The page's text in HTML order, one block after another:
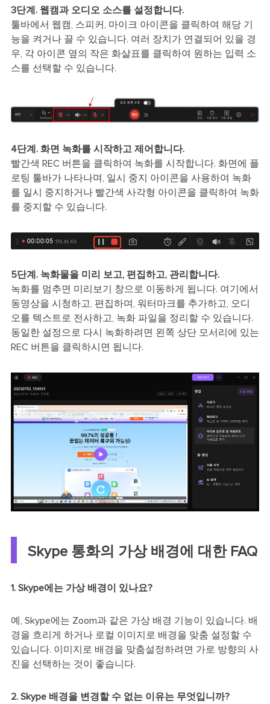
3단계. 웹캠과 오디오 소스를 설정합니다.
툴바에서 웹캠, 스피커, 마이크 아이콘을 클릭하여 해당 기
능을 켜거나 끌 수 있습니다. 여러 장치가 연결되어 있을 경
우, 각 아이콘 옆의 작은 화살표를 클릭하여 원하는 입력 소
스를 선택할 수 있습니다.
4단계. 화면 녹화를 시작하고 제어합니다.
빨간색 REC 버튼을 클릭하여 녹화를 시작합니다. 화면에 플
로팅 툴바가 나타나며, 일시 중지 아이콘을 사용하여 녹화
를 일시 중지하거나 빨간색 사각형 아이콘을 클릭하여 녹화
를 중지할 수 있습니다.
5단계. 녹화물을 미리 보고, 편집하고, 관리합니다.
녹화를 멈추면 미리보기 창으로 이동하게 됩니다. 여기에서
동영상을 시청하고, 편집하며, 워터마크를 추가하고, 오디
오를 텍스트로 전사하고, 녹화 파일을 정리할 수 있습니다.
동일한 설정으로 다시 녹화하려면 왼쪽 상단 모서리에 있는
REC 버튼을 클릭하시면 됩니다.
Skype 통화의 가상 배경에 대한 FAQ
1. Skype에는 가상 배경이 있나요?
예, Skype에는 Zoom과 같은 가상 배경 기능이 있습니다. 배
경을 흐리게 하거나 로컬 이미지로 배경을 맞춤 설정할 수
있습니다. 이미지로 배경을 맞춤설정하려면 가로 방향의 사
진을 선택하는 것이 좋습니다.
2. Skype 배경을 변경할 수 없는 이유는 무엇입니까?